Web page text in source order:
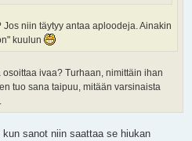
Jos niin täytyy antaa aploodeja. Ainakin
kuulun
ivaa? Turhaan, nimittäin ihan
tuo sana taipuu, mitään varsinaista
sanot niin saattaa se hiukan